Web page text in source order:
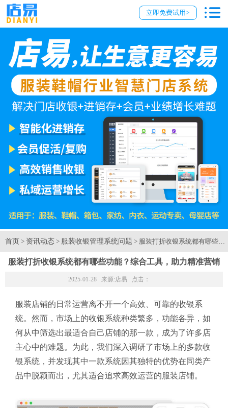
立即免费试用>
首页 > 资讯动态 > 服装收银管理系统问题 > 服装打折收银系统都有哪些
服装打折收银系统都有哪些功能？综合工具，助力精准营销
2025-01-28 来源:店易 点击：
服装店铺的日常运营离不开一个高效、可靠的收银系
统。然而，市场上的收银系统种类繁多，功能各异，如
何从中筛选出最适合自己店铺的那一款，成为了许多店
主心中的难题。为此，我们深入调研了市场上的多款收
银系统，并发现其中一款系统因其独特的优势在同类产
品中脱颖而出，尤其适合追求高效运营的服装店铺。